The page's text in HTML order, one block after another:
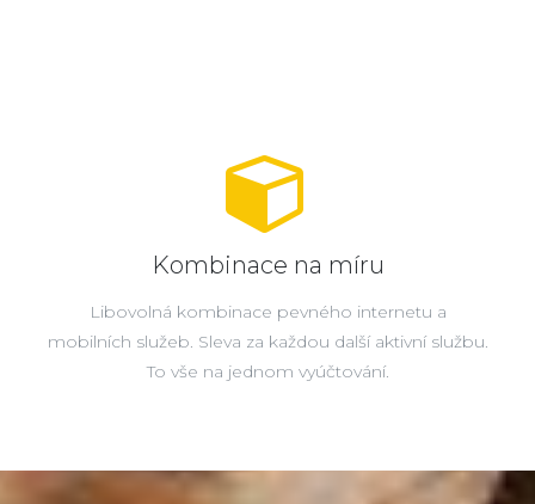
Kombinace na míru
Libovolná kombinace pevného internetu a
mobilních služeb. Sleva za každou další aktivní službu.
To vše na jednom vyúčtování.